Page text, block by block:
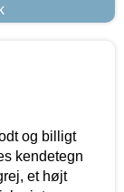
og billigt
kendetegn
et højt